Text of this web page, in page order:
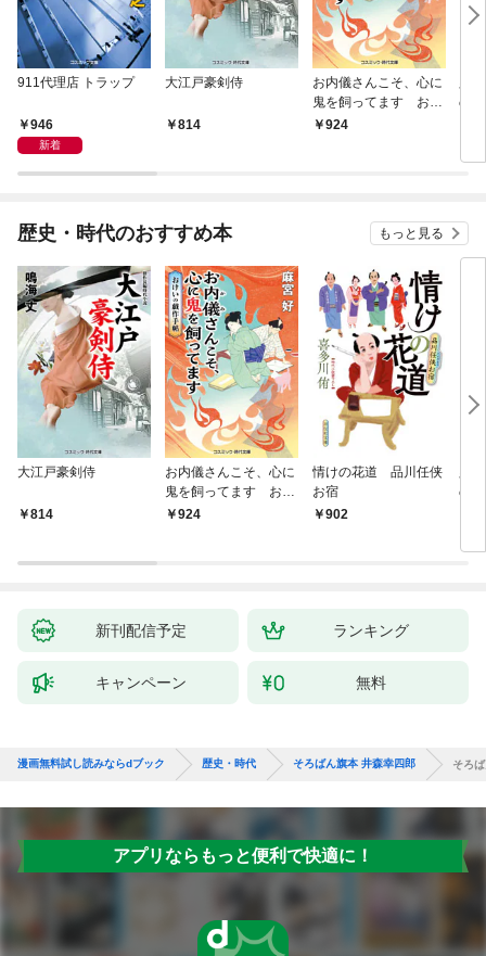
911代理店 トラップ
946
新着
大江戸豪剣侍
814
お内儀さんこそ、心に
鬼を飼ってます おけ
いの戯作手帖
924
の
歴史・時代のおすすめ本 もっと見る
大江戸豪剣侍
814
お内儀さんこそ、心に
鬼を飼ってます おけ
いの戯作手帖
924
情けの花道 品川任侠
お宿
902
の
新刊配信予定 ランキング
キャンペーン 無料
漫画無料試し読みならdブック 歴史・時代 そろばん旗本 井森幸四郎 そろ
アプリならもっと便利で快適に！